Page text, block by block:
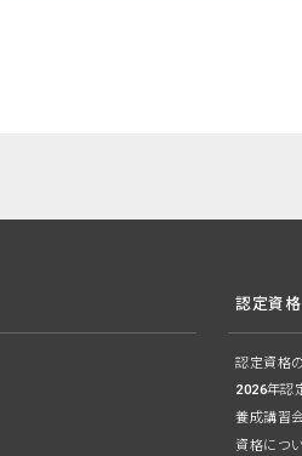
認定資格
認定資格
2026年認
養成講習
資格につ